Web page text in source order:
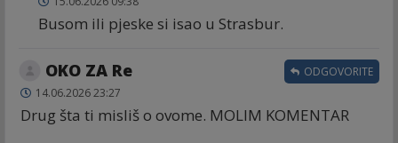
Busom ili pjeske si isao u Strasbur.
OKO ZA Re
14.06.2026 23:27
Drug šta ti misliš o ovome. MOLIM KOMENTAR
ODGOVORITE